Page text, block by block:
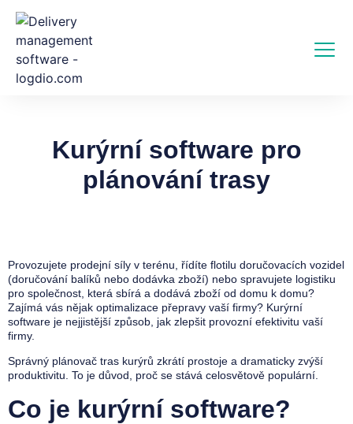
Kurýrní software pro
plánování trasy
Provozujete prodejní síly v terénu, řídíte flotilu doručovacích vozidel
(doručování balíků nebo dodávka zboží) nebo spravujete logistiku
pro společnost, která sbírá a dodává zboží od domu k domu?
Zajímá vás nějak optimalizace přepravy vaší firmy? Kurýrní
software je nejjistější způsob, jak zlepšit provozní efektivitu vaší
firmy.
Správný plánovač tras kurýrů zkrátí prostoje a dramaticky zvýší
produktivitu. To je důvod, proč se stává celosvětově populární.
Co je kurýrní software?